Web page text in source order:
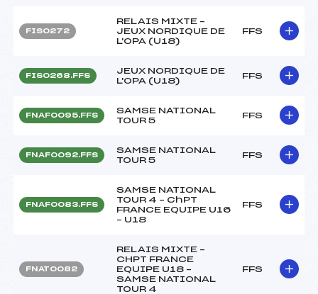
FIS0272
RELAIS MIXTE –
JEUX NORDIQUE DE
L'OPA (U18)
FFS
FIS0268.FFS
JEUX NORDIQUE DE
L'OPA (U18)
FFS
FNAF0095.FFS
SAMSE NATIONAL
TOUR 5
FFS
FNAF0092.FFS
SAMSE NATIONAL
TOUR 5
FFS
FNAF0083.FFS
SAMSE NATIONAL
TOUR 4 – ChPT
FRANCE EQUIPE U16
– U18
FFS
FNAT0082
RELAIS MIXTE –
CHPT FRANCE
EQUIPE U18 –
SAMSE NATIONAL
TOUR 4
FFS